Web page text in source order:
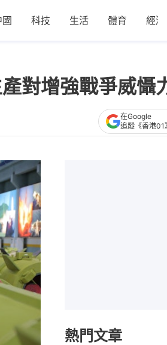
國 科技 生活 體育 經濟
對增強戰爭威懾
在Google
追蹤《香港01
熱門文章